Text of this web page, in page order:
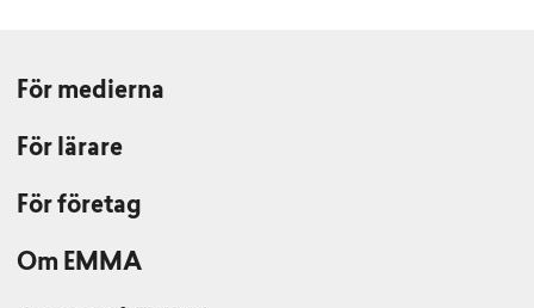
För medierna
För lärare
För företag
Om EMMA